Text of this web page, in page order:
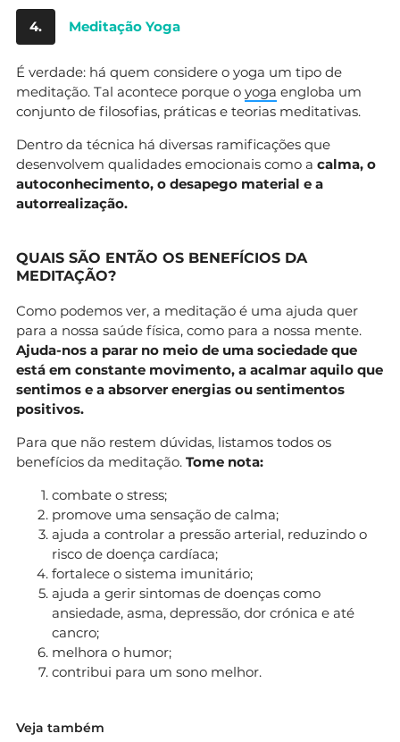
4. Meditação Yoga
É verdade: há quem considere o yoga um tipo de
meditação. Tal acontece porque o yoga engloba um
conjunto de filosofias, práticas e teorias meditativas.
Dentro da técnica há diversas ramificações que
desenvolvem qualidades emocionais como a calma, o
autoconhecimento, o desapego material e a
autorrealização.
QUAIS SÃO ENTÃO OS BENEFÍCIOS DA
MEDITAÇÃO?
Como podemos ver, a meditação é uma ajuda quer
para a nossa saúde física, como para a nossa mente.
Ajuda-nos a parar no meio de uma sociedade que
está em constante movimento, a acalmar aquilo que
sentimos e a absorver energias ou sentimentos
positivos.
Para que não restem dúvidas, listamos todos os
benefícios da meditação. Tome nota:
combate o stress;
promove uma sensação de calma;
ajuda a controlar a pressão arterial, reduzindo o
risco de doença cardíaca;
fortalece o sistema imunitário;
ajuda a gerir sintomas de doenças como
ansiedade, asma, depressão, dor crónica e até
cancro;
melhora o humor;
contribui para um sono melhor.
Veja também